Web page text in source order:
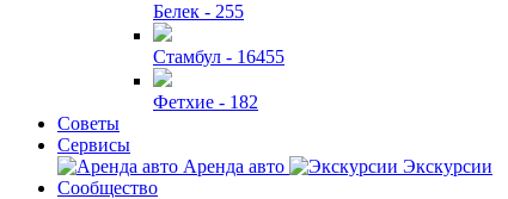
Белек - 255
Стамбул - 16455
Фетхие - 182
Советы
Сервисы
Аренда авто
Экскурсии
Сообщество